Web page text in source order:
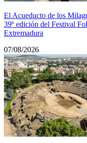
El Acueducto de los
39º edición del Festival
Extremadura
07/08/2026